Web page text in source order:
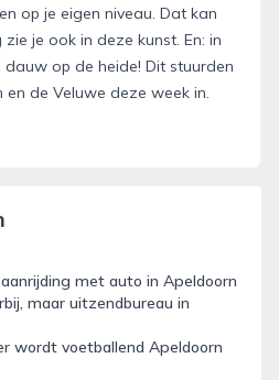
op je eigen niveau. Dat kan
je ook in deze kunst. En: in
op de heide! Dit stuurden
de Veluwe deze week in.
met auto in Apeldoorn
maar uitzendbureau in
wordt voetballend Apeldoorn